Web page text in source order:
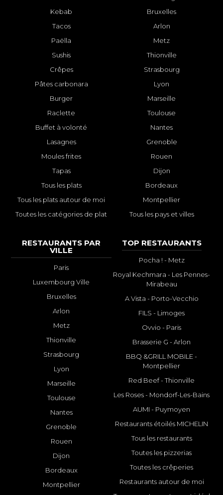
Kebab
Tacos
Paëlla
Sushis
Crêpes
Pâtes carbonara
Burger
Raclette
Buffet à volonté
Lasagnes
Moules frites
Tapas
Tous les plats
Tous les plats autour de moi
Toutes les catégories de plat
Bruxelles
Arlon
Metz
Thionville
Strasbourg
Lyon
Marseille
Toulouse
Nantes
Grenoble
Rouen
Dijon
Bordeaux
Montpellier
Tous les pays et villes
RESTAURANTS PAR
VILLE
Paris
Luxembourg Ville
Bruxelles
Arlon
Metz
Thionville
Strasbourg
Lyon
Marseille
Toulouse
Nantes
Grenoble
Rouen
Dijon
Bordeaux
Montpellier
TOP RESTAURANTS
Pocha ! - Metz
Royal Kechmara - Les Pennes-
Mirabeau
A Vista - Porto-Vecchio
FILS - Limoges
Ovvio - Paris
Brasserie G - Arlon
BBQ &GRILL MOBILE -
Montpellier
Red Beef - Thionville
Les Roses - Mondorf-Les-Bains
AUMI - Puymoyen
Restaurants étoilés MICHELIN
Tous les restaurants
Toutes les pizzerias
Toutes les crêperies
Restaurants autour de moi